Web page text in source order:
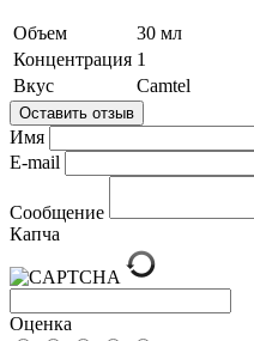
Объем
30 мл
Концентрация 1
Вкус
Camtel
Оставить отзыв
Имя
E-mail
Сообщение
Капча
Оценка